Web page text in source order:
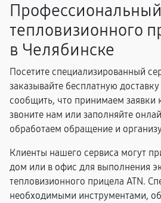
тепловизионного
в Челябинске
Посетите специализированный
заказывайте бесплатную
сообщить, что принимаем заявки
звоните нам или заполняйте
обработаем обращение и
Клиенты нашего сервиса могут
дом или в офис для выполнения
тепловизионного прицела ATN.
необходимыми инструментами,